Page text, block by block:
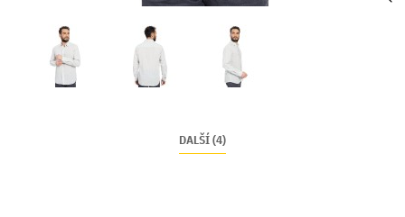
DALŠÍ (4)